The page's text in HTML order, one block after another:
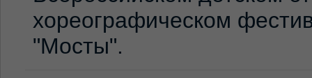
хореографическом
"Мосты".